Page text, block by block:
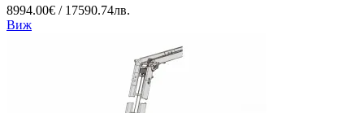
8994.00€ / 17590.74лв.
Виж